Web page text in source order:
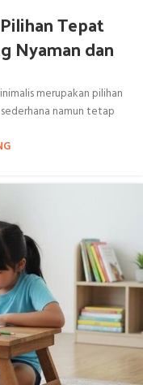
Tepat
Nyaman dan
merupakan pilihan
namun tetap